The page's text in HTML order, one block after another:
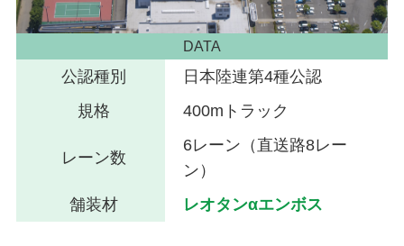
DATA
公認種別
日本陸連第4種公認
規格
400mトラック
レーン数
6レーン（直送路8レー
ン）
舗装材
レオタンαエンボス